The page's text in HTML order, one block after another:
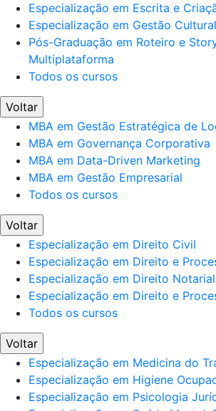
Especialização em Escrita e
Especialização em Gestão Cultural
Pós-Graduação em Roteiro e
Multiplataforma
Todos os cursos
Voltar
MBA em Gestão Estratégica de
MBA em Governança Corporativa
MBA em Data-Driven Marketing
MBA em Gestão Empresarial
Todos os cursos
Voltar
Especialização em Direito Civil
Especialização em Direito e
Especialização em Direito
Especialização em Direito e
Todos os cursos
Voltar
Especialização em Medicina do
Especialização em Higiene
Especialização em Psicologia